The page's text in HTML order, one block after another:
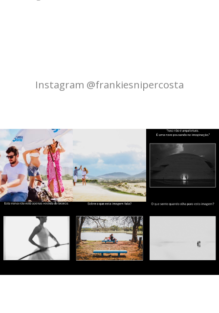
Instagram @frankiesnipercosta